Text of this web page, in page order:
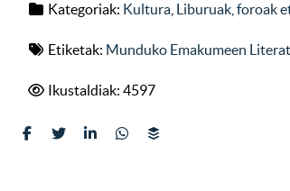
Kategoriak: Kultura Liburuak, foroak
Etiketak: Munduko Emakumeen
Ikustaldiak: 4597